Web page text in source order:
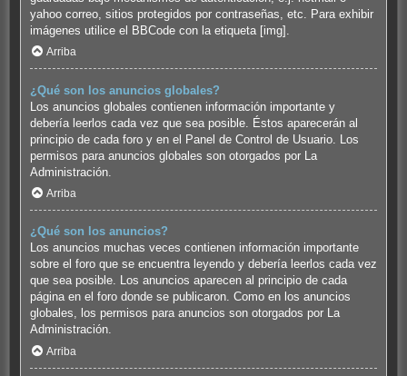
yahoo correo, sitios protegidos por contraseñas, etc. Para exhibir
imágenes utilice el BBCode con la etiqueta [img].
Arriba
¿Qué son los anuncios globales?
Los anuncios globales contienen información importante y
debería leerlos cada vez que sea posible. Éstos aparecerán al
principio de cada foro y en el Panel de Control de Usuario. Los
permisos para anuncios globales son otorgados por La
Administración.
Arriba
¿Qué son los anuncios?
Los anuncios muchas veces contienen información importante
sobre el foro que se encuentra leyendo y debería leerlos cada vez
que sea posible. Los anuncios aparecen al principio de cada
página en el foro donde se publicaron. Como en los anuncios
globales, los permisos para anuncios son otorgados por La
Administración.
Arriba